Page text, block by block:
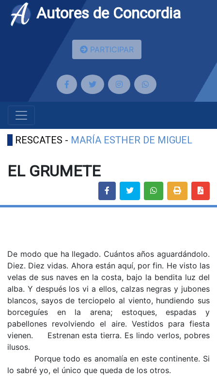
Autores de Concordia
PARTICIPAR
RESCATES - MARÍA ESTHER DE MIGUEL
EL GRUMETE
De modo que ha llegado. Cuántos años aguardándolo.
Diez. Diez vidas. Ahora están aquí, por fin. He visto las
velas de sus naves en la costa, bajo la bendita luz del
alba. Y después los vi a ellos, calzas negras y jubones
blancos, sayos de terciopelo al viento, hundiendo sus
borceguíes en la arena; estoques, espadas y
pabellones revolviendo el aire. Vestidos para fiesta
vienen. Estrenan esta tierra. Es lindo verlos, pobres
ilusos.
Porque todo es anomalía en este continente. Si
lo sabré yo, el único que queda de los otros.